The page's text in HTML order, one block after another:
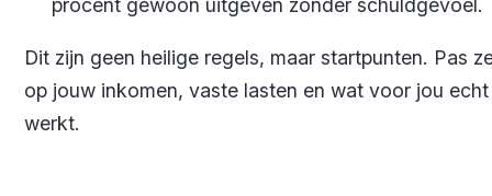
procent gewoon uitgeven zonder schuldgevoel.
Dit zijn geen heilige regels, maar startpunten. Pas
op jouw inkomen, vaste lasten en wat voor jou echt
werkt.